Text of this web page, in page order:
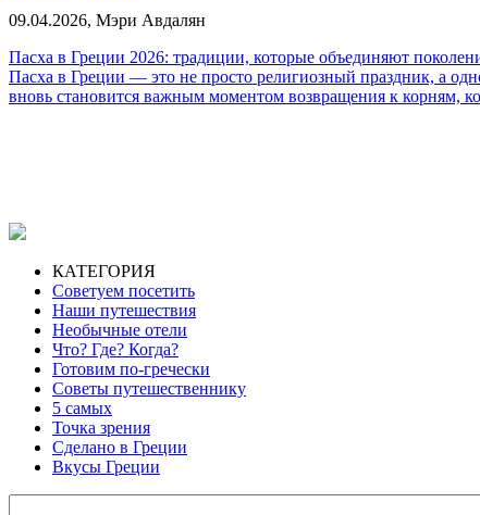
09.04.2026, Мэри Авдалян
Пасха в Греции 2026: традиции, которые объединяют
Пасха в Греции — это не просто религиозный праздник, а
вновь становится важным моментом возвращения к корням,
КАТЕГОРИЯ
Советуем посетить
Наши путешествия
Необычные отели
Что? Где? Когда?
Готовим по-гречески
Советы путешественнику
5 самых
Точка зрения
Сделано в Греции
Вкусы Греции